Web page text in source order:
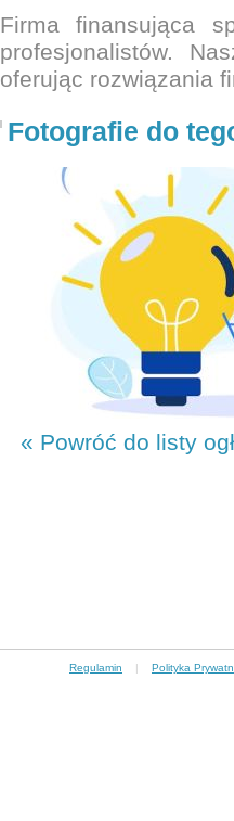
Firma finansująca
profesjonalistów.
oferując rozwiązania
Fotografie do
« Powróć do listy
Regulamin | Polityka